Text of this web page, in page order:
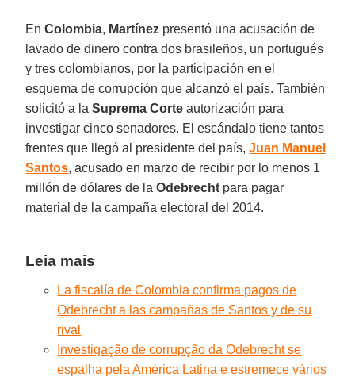
EnColombia, Martínez presentó una acusación de
lavado de dinero contra dos brasileños, un portugués
y tres colombianos, por la participación en el
esquema de corrupción que alcanzó el país. También
solicitó a laSuprema Corte autorización para
investigar cinco senadores. El escándalo tiene tantos
frentes que llegó al presidente del país,Juan Manuel
Santos, acusado en marzo de recibir por lo menos 1
millón de dólares de laOdebrecht para pagar
material de la campaña electoral del 2014.
Leia mais
La fiscalía de Colombia confirma pagos de
Odebrecht a las campañas de Santos y de su
rival
Investigação de corrupção da Odebrecht se
espalha pela América Latina e estremece vários